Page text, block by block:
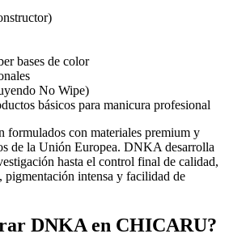
bases de color
No Wipe)
básicos para manicura profesional
formulados con materiales premium y
de la Unión Europea. DNKA desarrolla
hasta el control final de calidad,
pigmentación intensa y facilidad de
DNKA en CHICARU?